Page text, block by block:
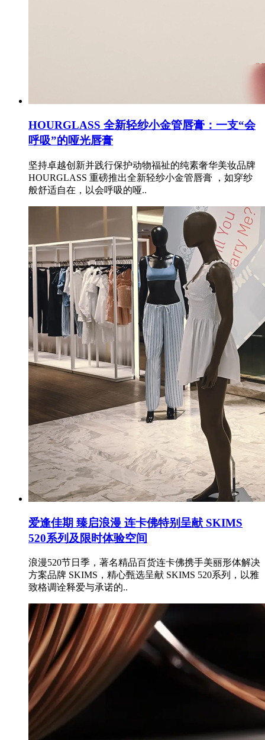
HOURGLASS 全新轻纱小金管唇膏：一支“会
呼吸”的哑光唇膏
坚持卓越创新并践行保护动物福祉的纯素奢华美妆品牌
HOURGLASS 重磅推出全新轻纱小金管唇膏 ，如穿纱
般舒适自在，以会呼吸的哑..
爱逢佳期 臻启浪漫 连卡佛特别呈献 SKIMS
520系列及限时体验空间
浪漫520节日季，著名精品百货连卡佛携手美丽形体解决
方案品牌 SKIMS，精心甄选呈献 SKIMS 520系列，以雅
致格调诠释爱与承诺的..